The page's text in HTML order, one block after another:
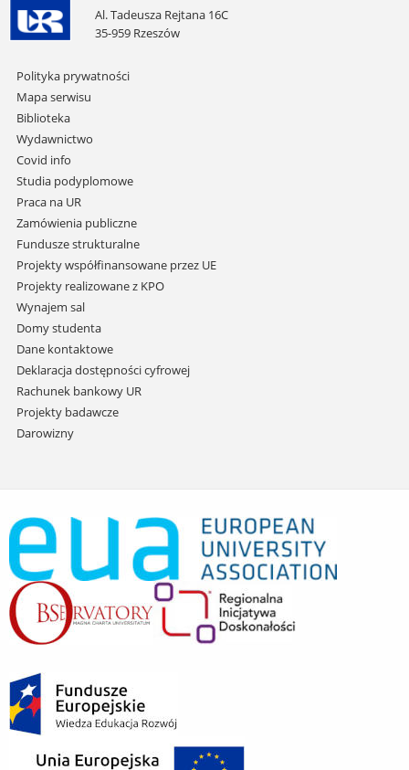
Al. Tadeusza Rejtana 16C
35-959 Rzeszów
Pomiń
nawigację
i
przejdź
do
treści
Polityka prywatności
Mapa serwisu
Biblioteka
Wydawnictwo
Covid info
Studia podyplomowe
Praca na UR
Zamówienia publiczne
Fundusze strukturalne
Projekty współfinansowane przez UE
Projekty realizowane z KPO
Wynajem sal
Domy studenta
Dane kontaktowe
Deklaracja dostępności cyfrowej
Rachunek bankowy UR
Projekty badawcze
Darowizny